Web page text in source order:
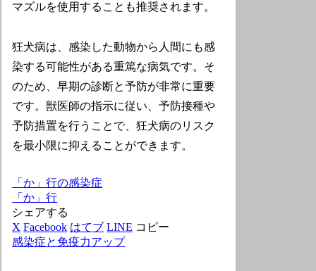
マズルを使用することも推奨されます。
狂犬病は、感染した動物から人間にも感
染する可能性がある重篤な病気です。そ
のため、早期の診断と予防が非常に重要
です。獣医師の指示に従い、予防接種や
予防措置を行うことで、狂犬病のリスク
を最小限に抑えることができます。
「か」行の感染症
「か」行
シェアする
X Facebook はてブ LINE コピー
感染症と免疫力アップ